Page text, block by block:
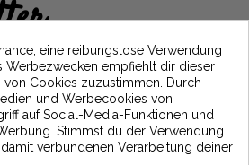
auf Ihre erste
Sie sich anmelden und
Vintage Motors-
bleiben
à notre newsletter, vous reconnaissez avoir pris
eine reibungslose Verwendung
Werbezwecken empfiehlt dir dieser
von Cookies zuzustimmen. Durch
und Werbecookies von
auf Social-Media-Funktionen und
Stimmst du der Verwendung
verbundenen Verarbeitung deiner